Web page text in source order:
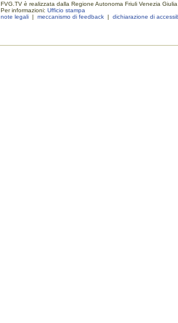
FVG.TV è realizzata dalla Regione Autonoma Friuli Venezia Giulia
Per informazioni:Ufficio stampa
note legali |meccanismo di feedback |dichiarazione di